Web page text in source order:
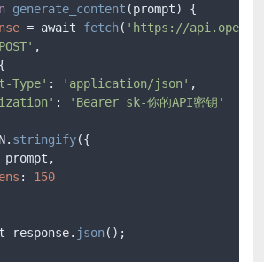
generate_content (prompt) {
= await fetch( 'https://
,
Type' : 'application/json' ,
:
'Bearer sk-你的API密钥'
stringify({
prompt,
: 150
response. json();